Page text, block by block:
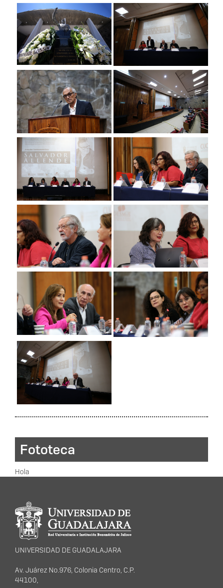
Fototeca
Hola
Información del
portal
UNIVERSIDAD DE GUADALAJARA
Av. Juárez No.976, Colonia Centro, C.P.
44100,